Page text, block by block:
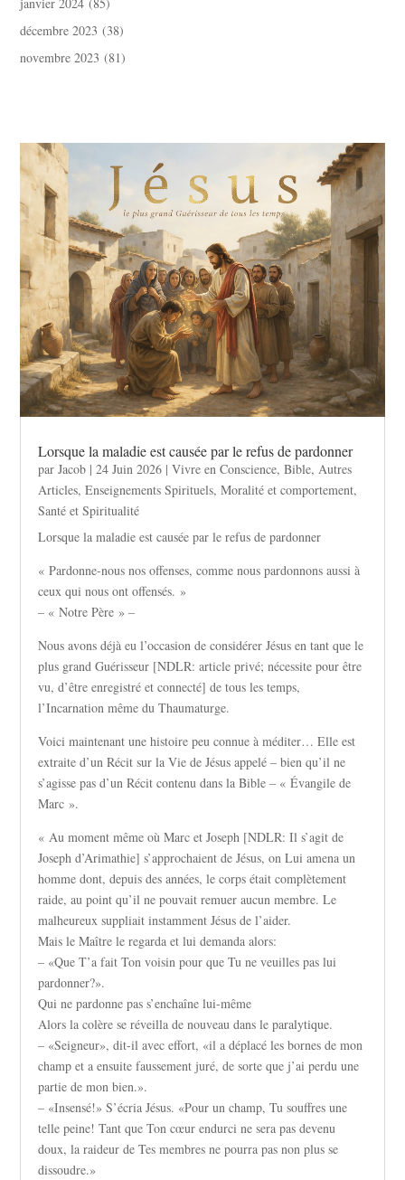
décembre 2023 (38)
novembre 2023 (81)
Lorsque la maladie est causée par le refus de pardonner
parJacob |24 Juin 2026 |Vivre en Conscience,Bible, Autres
Articles,Enseignements Spirituels,Moralité et comportement,
Santé et Spiritualité
Lorsque la maladie est causée par le refus de pardonner
« Pardonne-nous nos offenses, comme nous pardonnons aussi à
ceux qui nous ont offensés. »
– « Notre Père » –
Nous avons déjà eu l’occasion de considérer Jésus en tant que le
plus grand Guérisseur [NDLR: article privé; nécessite pour être
vu, d’être enregistré et connecté] de tous les temps,
l’Incarnation même du Thaumaturge.
Voici maintenant une histoire peu connue à méditer… Elle est
extraite d’un Récit sur la Vie de Jésus appelé – bien qu’il ne
s’agisse pas d’un Récit contenu dans la Bible – « Évangile de
Marc ».
« Au moment même où Marc et Joseph [NDLR: Il s’agit de
Joseph d’Arimathie] s’approchaient de Jésus, on Lui amena un
homme dont, depuis des années, le corps était complètement
raide, au point qu’il ne pouvait remuer aucun membre. Le
malheureux suppliait instamment Jésus de l’aider.
Mais le Maître le regarda et lui demanda alors:
– «Que T’a fait Ton voisin pour que Tu ne veuilles pas lui
pardonner?».
Qui ne pardonne pas s’enchaîne lui-même
Alors la colère se réveilla de nouveau dans le paralytique.
– «Seigneur», dit-il avec effort, «il a déplacé les bornes de mon
champ et a ensuite faussement juré, de sorte que j’ai perdu une
partie de mon bien.».
– «Insensé!» S’écria Jésus. «Pour un champ, Tu souffres une
telle peine! Tant que Ton cœur endurci ne sera pas devenu
doux, la raideur de Tes membres ne pourra pas non plus se
dissoudre.»